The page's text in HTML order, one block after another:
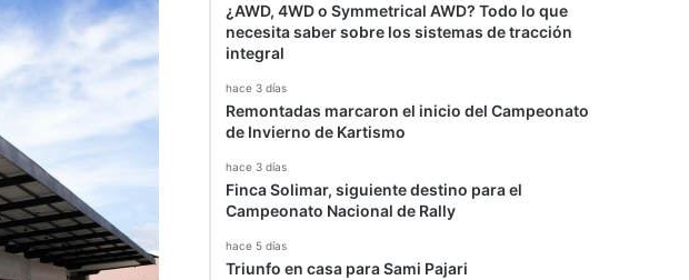
¿AWD, 4WD o Symmetrical AWD? Todo lo que
necesita saber sobre los sistemas de tracción
integral
hace 3 días
Remontadas marcaron el inicio del Campeonato
de Invierno de Kartismo
hace 3 días
Finca Solimar, siguiente destino para el
Campeonato Nacional de Rally
hace 5 días
Triunfo en casa para Sami Pajari